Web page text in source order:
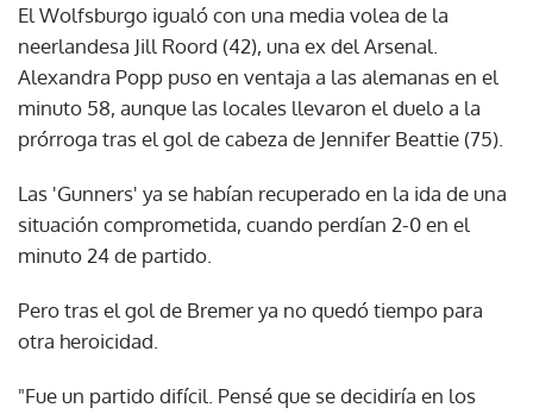
El Wolfsburgo igualó con una media volea de la
neerlandesa Jill Roord (42), una ex del Arsenal.
Alexandra Popp puso en ventaja a las alemanas en el
minuto 58, aunque las locales llevaron el duelo a la
prórroga tras el gol de cabeza de Jennifer Beattie (75).
Las 'Gunners' ya se habían recuperado en la ida de una
situación comprometida, cuando perdían 2-0 en el
minuto 24 de partido.
Pero tras el gol de Bremer ya no quedó tiempo para
otra heroicidad.
"Fue un partido difícil. Pensé que se decidiría en los